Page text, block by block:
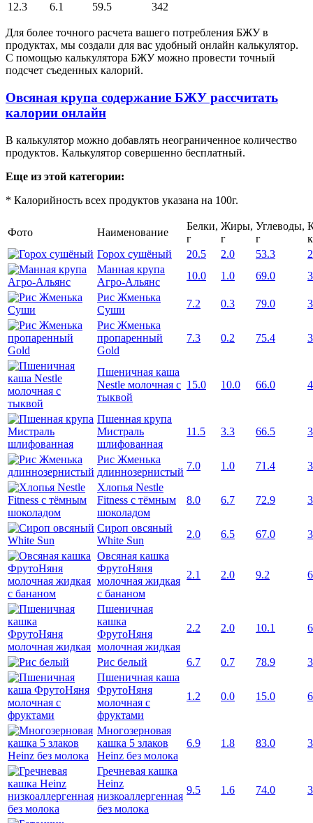
12.3
6.1 59.5 342
Для более точного расчета вашего потребления БЖУ в
продуктах, мы создали для вас удобный онлайн калькулятор.
С помощью калькулятора БЖУ можно провести точный
подсчет съеденных калорий.
Овсяная крупа содержание БЖУ рассчитать
калории онлайн
В калькулятор можно добавлять неограниченное количество
продуктов. Калькулятор совершенно бесплатный.
Еще из этой категории:
* Калорийность всех продуктов указана на 100г.
Фото Наименование
Белки,
г
Жиры,
г
Углеводы,
г
Горох сушёный
20.5 2.0 53.3
Манная крупа
Агро-Альянс
10.0 1.0 69.0
Рис Жменька
Суши
7.2 0.3 79.0
Рис Жменька
пропаренный
Gold
7.3 0.2 75.4
Пшеничная каша
Nestle молочная с
тыквой
15.0 10.0 66.0
Пшенная крупа
Мистраль
шлифованная
11.5 3.3 66.5
Рис Жменька
длиннозернистый
7.0 1.0 71.4
Хлопья Nestle
Fitness с тёмным
шоколадом
8.0 6.7 72.9
Сироп овсяный
White Sun
2.0 6.5 67.0
Овсяная кашка
ФрутоНяня
молочная жидкая
с бананом
2.1 2.0 9.2
Пшеничная
кашка
ФрутоНяня
молочная жидкая
2.2 2.0 10.1
Рис белый 6.7 0.7 78.9
Пшеничная каша
ФрутоНяня
молочная с
фруктами
1.2 0.0 15.0
Многозерновая
кашка 5 злаков
Heinz без молока
6.9 1.8 83.0
Гречневая кашка
Heinz
низкоаллергенная
без молока
9.5 1.6 74.0